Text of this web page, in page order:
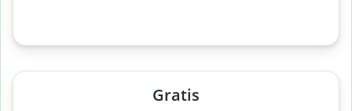
Gratis